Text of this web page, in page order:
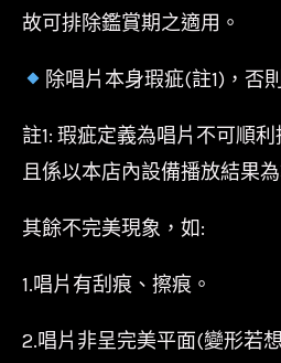
故可排除鑑賞期之適用。
除唱片本身瑕疵(註1)，否
註1: 瑕疵定義為唱片不可順
且係以本店內設備播放結果為
其餘不完美現象，如:
1.唱片有刮痕、擦痕。
2.唱片非呈完美平面(變形若